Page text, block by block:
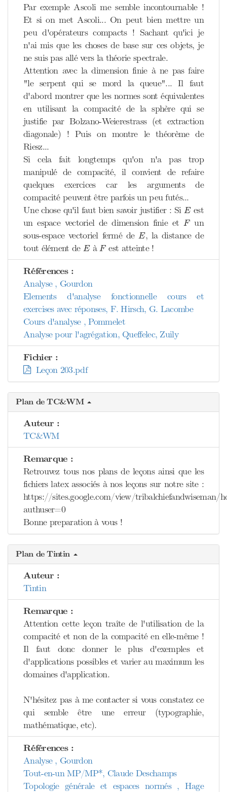
Par exemple Ascoli me semble incontournable !
Et si on met Ascoli... On peut bien mettre un
peu d'opérateurs compacts ! Sachant qu'ici je
n'ai mis que les choses de base sur ces objets, je
ne suis pas allé vers la théorie spectrale.
Attention avec la dimension finie à ne pas faire
"le serpent qui se mord la queue"... Il faut
d'abord montrer que les normes sont équivalentes
en utilisant la compacité de la sphère qui se
justifie par Bolzano-Weierestrass (et extraction
diagonale) ! Puis on montre le théorème de
Riesz...
Si cela fait longtemps qu'on n'a pas trop
manipulé de compacité, il convient de refaire
quelques exercices car les arguments de
compacité peuvent être parfois un peu futés...
Une chose qu'il faut bien savoir justifier : SiE
Eest
un espace vectoriel de dimension finie et F
Fun
sous-espace vectoriel fermé deE
E, la distance de
tout élément de E
EàF
F est atteinte !
Références :
Analyse , Gourdon
Elements d'analyse fonctionnelle cours et
exercises avec réponses, F. Hirsch, G. Lacombe
Cours d'analyse , Pommelet
Analyse pour l'agrégation, Queffelec, Zuily
Fichier :
Leçon 203.pdf
Plan de TC&WM
Auteur :
TC&WM
Remarque :
Retrouvez tous nos plans de leçons ainsi que les
fichiers latex associés à nos leçons sur notre site :
https://sites.google.com/view/tribalchiefandwiseman/
authuser=0
Bonne preparation à vous !
Plan de Tintin
Auteur :
Tintin
Remarque :
Attention cette leçon traîte de l'utilisation de la
compacité et non de la compacité en elle-même !
Il faut donc donner le plus d'exemples et
d'applications possibles et varier au maximum les
domaines d'application.
N'hésitez pas à me contacter si vous constatez ce
qui semble être une erreur (typographie,
mathématique, etc).
Références :
Analyse , Gourdon
Tout-en-un MP/MP*, Claude Deschamps
Topologie générale et espaces normés , Hage